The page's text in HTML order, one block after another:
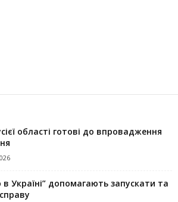
області готові до впровадження
в Україні” допомагають запускaти та